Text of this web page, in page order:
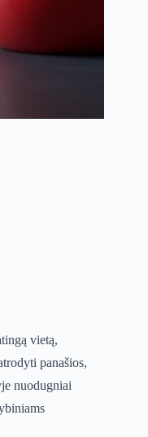
vietą,
panašios,
nuodugniai